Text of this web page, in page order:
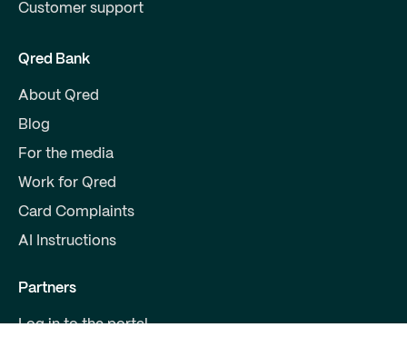
Customer support
Qred Bank
About Qred
Blog
For the media
Work for Qred
Card Complaints
AI Instructions
Partners
Log in to the portal